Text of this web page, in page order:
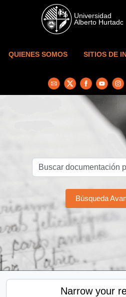
Skip to main content
QUIENES SOMOS SITIOS DE
Búsqueda
Narrow your